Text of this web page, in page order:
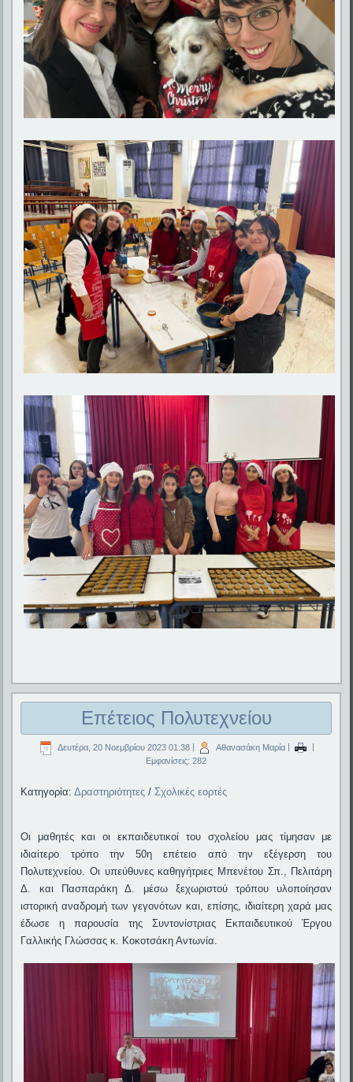
Επέτειος Πολυτεχνείου
Δευτέρα, 20 Νοεμβρίου 2023 01:38| Αθανασάκη Μαρία|
Εμφανίσεις: 282
Κατηγορία:Δραστηριότητες /Σχολικές εορτές
Οι μαθητές και οι εκπαιδευτικοί του σχολείου μας τίμησαν με
ιδιαίτερο τρόπο την 50η επέτειο από την εξέγερση του
Πολυτεχνείου. Οι υπεύθυνες καθηγήτριες Μπενέτου Σπ., Πελιτάρη
Δ. και Πασπαράκη Δ. μέσω ξεχωριστού τρόπου υλοποίησαν
ιστορική αναδρομή των γεγονότων και, επίσης, ιδιαίτερη χαρά μας
έδωσε η παρουσία της Συντονίστριας Εκπαιδευτικού Έργου
Γαλλικής Γλώσσας κ. Κοκοτσάκη Αντωνία.